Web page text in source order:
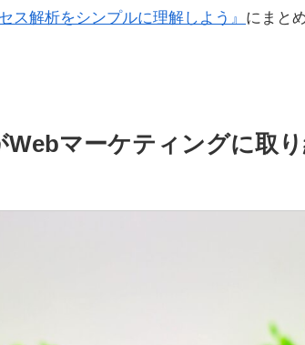
ス解析をシンプルに理解しよう』 にまと
Webマーケティングに取